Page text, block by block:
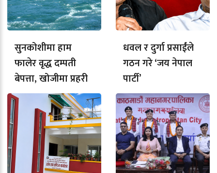
सुनकोशीमा हाम
फालेर वृद्ध दम्पती
बेपत्ता, खोजीमा प्रहरी
धवल र दुर्गा प्रसाईंले
गठन गरे ‘जय नेपाल
पार्टी’